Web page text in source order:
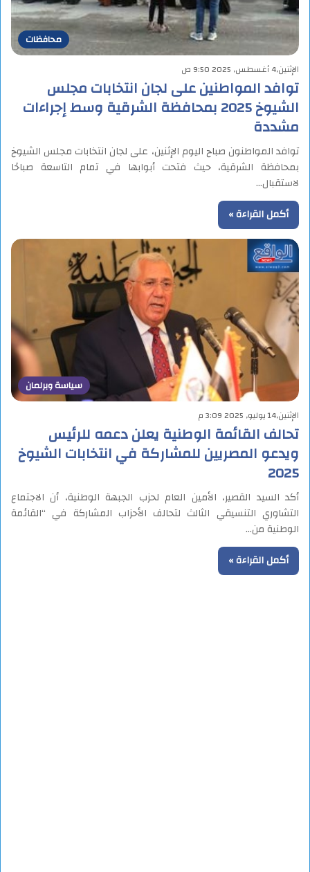
محافظات
الإثنين,4 أغسطس, 2025 9:50 ص
توافد المواطنين على لجان انتخابات مجلس
الشيوخ 2025 بمحافظة الشرقية وسط إجراءات
مشددة
توافد المواطنون صباح اليوم الإثنين، على لجان انتخابات مجلس الشيوخ
بمحافظة الشرقية، حيث فتحت أبوابها في تمام التاسعة صباحًا
لاستقبال…
أكمل القراءة »
سياسة وبرلمان
الإثنين,14 يوليو, 2025 3:09 م
تحالف القائمة الوطنية يعلن دعمه للرئيس
ويدعو المصريين للمشاركة في انتخابات الشيوخ
2025
أكد السيد القصير، الأمين العام لحزب الجبهة الوطنية، أن الاجتماع
التشاوري التنسيقي الثالث لتحالف الأحزاب المشاركة في “القائمة
الوطنية من…
أكمل القراءة »